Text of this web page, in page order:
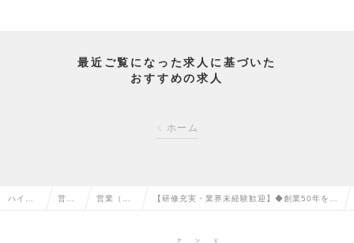
最近ご覧になった求人に基づいた
おすすめの求人
ホーム
ハイク 営業 営業（法 【研修充実・業界未経験歓迎】◆創業50年を誇